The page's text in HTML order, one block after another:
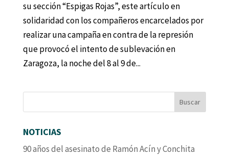
su sección “Espigas Rojas”, este artículo en
solidaridad con los compañeros encarcelados por
realizar una campaña en contra de la represión
que provocó el intento de sublevación en
Zaragoza, la noche del 8 al 9 de...
NOTICIAS
90 años del asesinato de Ramón Acín y Conchita